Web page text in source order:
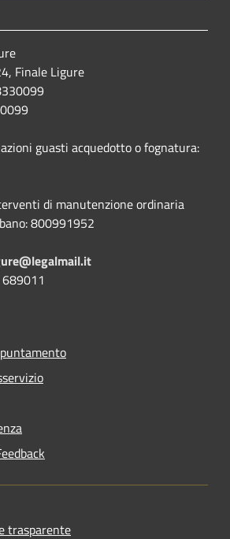
Finale Ligure
guasti acquedotto o fognatura:
di manutenzione ordinaria
800991952
trasparente